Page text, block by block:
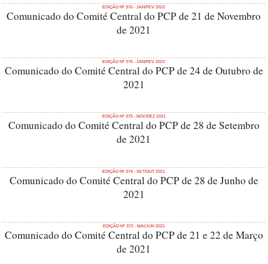
EDIÇÃO Nº 376 - JAN/FEV 2022
Comunicado do Comité Central do PCP de 21 de Novembro
de 2021
EDIÇÃO Nº 376 - JAN/FEV 2022
Comunicado do Comité Central do PCP de 24 de Outubro de
2021
EDIÇÃO Nº 375 - NOV/DEZ 2021
Comunicado do Comité Central do PCP de 28 de Setembro
de 2021
EDIÇÃO Nº 374 - SET/OUT 2021
Comunicado do Comité Central do PCP de 28 de Junho de
2021
EDIÇÃO Nº 372 - MAI/JUN 2021
Comunicado do Comité Central do PCP de 21 e 22 de Março
de 2021